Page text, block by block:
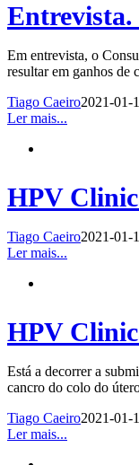
Entrevista.
Em entrevista, o
resultar em ganhos de
Tiago Caeiro2021-01-
Ler mais...
HPV
Tiago Caeiro2021-01-
Ler mais...
HPV
Está a decorrer a
cancro do colo do
Tiago Caeiro2021-01-
Ler mais...